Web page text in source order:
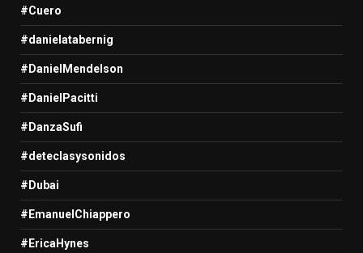
#Cuero
#danielatabernig
#DanielMendelson
#DanielPacitti
#DanzaSufi
#deteclasysonidos
#Dubai
#EmanuelChiappero
#EricaHynes